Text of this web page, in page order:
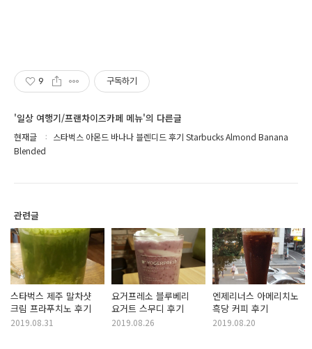
9 구독하기
'일상 여행기/프랜차이즈카페 메뉴'의 다른글
현재글
스타벅스 아몬드 바나나 블렌디드 후기 Starbucks Almond Banana
Blended
관련글
스타벅스 제주 말차샷
크림 프라푸치노 후기
2019.08.31
요거프레소 블루베리
요거트 스무디 후기
2019.08.26
엔제리너스 아메리치노
흑당 커피 후기
2019.08.20